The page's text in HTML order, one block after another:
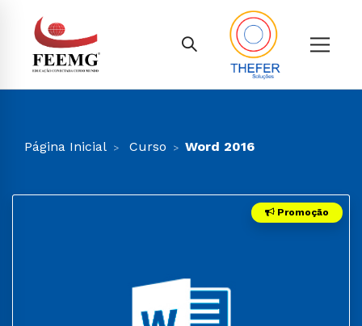
Página Inicial Curso Word 2016
Promoção